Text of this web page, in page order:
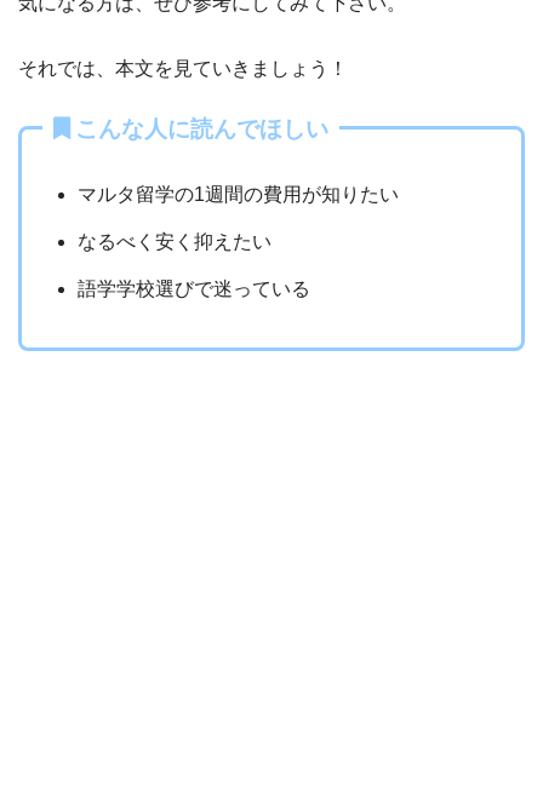
それでは、本文を見ていきましょう！
こんな人に読んでほしい
マルタ留学の1週間の費用が知りたい
なるべく安く抑えたい
語学学校選びで迷っている